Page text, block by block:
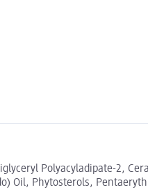
Polyacyladipate-2,
Oil, Phytosterols,